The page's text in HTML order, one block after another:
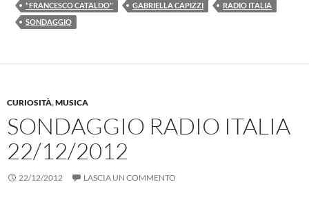
"FRANCESCO CATALDO" GABRIELLA CAPIZZI
RADIO ITALIA
SONDAGGIO
CURIOSITÀ,MUSICA
SONDAGGIO RADIO ITALIA
22/12/2012
22/12/2012 LASCIA UN COMMENTO